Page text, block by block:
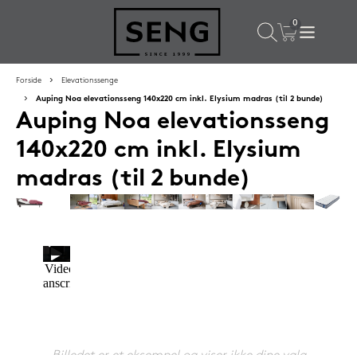
59%
Forside Elevationssenge
Auping Noa elevationsseng 140x220 cm inkl. Elysium madras (til 2 bunde)
Auping Noa elevationsseng
140x220 cm inkl. Elysium
madras (til 2 bunde)